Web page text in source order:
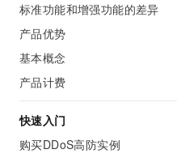
标准功能和增强功能的差异
产品优势
基本概念
产品计费
快速入门
购买DDoS高防实例
容器
存储
安全
大数据
现代化应用
网络